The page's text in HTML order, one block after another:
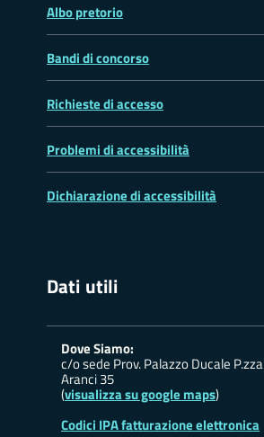
Albo pretorio
Bandi di concorso
Richieste di accesso
Problemi di accessibilità
Dichiarazione di accessibilità
Dati utili
Dove Siamo:
c/o sede Prov. Palazzo Ducale P.zza
Aranci 35
(visualizza su google maps)
Codici IPA fatturazione elettronica